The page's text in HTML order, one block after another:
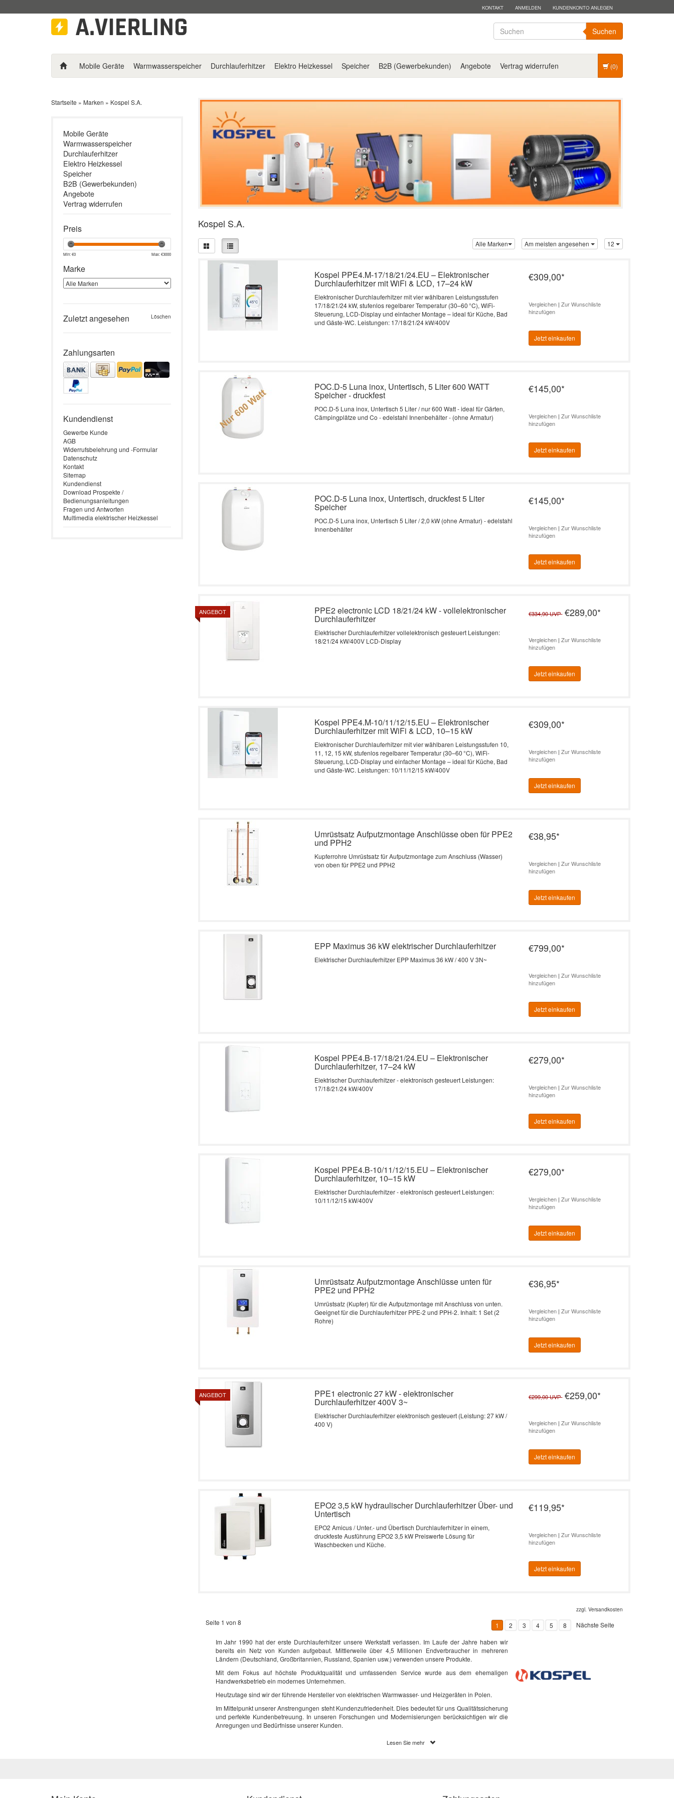
KONTAKT ANMELDEN KUNDENKONTO ANLEGEN
Suchen
Mobile Geräte Warmwasserspeicher Durchlauferhitzer Elektro Heizkessel Speicher B2B (Gewerbekunden) Angebote Vertrag widerrufen (0)
Startseite » Marken » Kospel S.A.
Mobile Geräte
Warmwasserspeicher
Durchlauferhitzer
Elektro Heizkessel
Speicher
B2B (Gewerbekunden)
Angebote
Vertrag widerrufen
Preis
Min: €0 Max: €3000
Marke
Zuletzt angesehen Löschen
Zahlungsarten
Kundendienst
Gewerbe Kunde
AGB
Widerrufsbelehrung und -Formular
Datenschutz
Kontakt
Sitemap
Kundendienst
Download Prospekte /
Bedienungsanleitungen
Fragen und Antworten
Multimedia elektrischer Heizkessel
Kospel S.A.
Alle Marken Am meisten angesehen 12
Kospel PPE4.M-17/18/21/24.EU – Elektronischer
Durchlauferhitzer mit WiFi & LCD, 17–24 kW
Elektronischer Durchlauferhitzer mit vier wählbaren Leistungsstufen
17/18/21/24 kW, stufenlos regelbarer Temperatur (30–60 °C), WiFi-
Steuerung, LCD-Display und einfacher Montage – ideal für Küche, Bad
und Gäste-WC. Leistungen: 17/18/21/24 kW/400V
€309,00*
Vergleichen |Zur Wunschliste
hinzufügen
Jetzt einkaufen
POC.D-5 Luna inox, Untertisch, 5 Liter 600 WATT
Speicher - druckfest
POC.D-5 Luna inox, Untertisch 5 Liter / nur 600 Watt - ideal für Gärten,
Cämpingplätze und Co - edelstahl Innenbehälter - (ohne Armatur)
€145,00*
Vergleichen |Zur Wunschliste
hinzufügen
Jetzt einkaufen
POC.D-5 Luna inox, Untertisch, druckfest 5 Liter
Speicher
POC.D-5 Luna inox, Untertisch 5 Liter / 2,0 kW (ohne Armatur) - edelstahl
Innenbehälter
€145,00*
Vergleichen |Zur Wunschliste
hinzufügen
Jetzt einkaufen
ANGEBOT PPE2 electronic LCD 18/21/24 kW - vollelektronischer
Durchlauferhitzer
Elektrischer Durchlauferhitzer vollelektronisch gesteuert Leistungen:
18/21/24 kW/400V LCD-Display
€334,90UVP €289,00*
Vergleichen |Zur Wunschliste
hinzufügen
Jetzt einkaufen
Kospel PPE4.M-10/11/12/15.EU – Elektronischer
Durchlauferhitzer mit WiFi & LCD, 10–15 kW
Elektronischer Durchlauferhitzer mit vier wählbaren Leistungsstufen 10,
11, 12, 15 kW, stufenlos regelbarer Temperatur (30–60 °C), WiFi-
Steuerung, LCD-Display und einfacher Montage – ideal für Küche, Bad
und Gäste-WC. Leistungen: 10/11/12/15 kW/400V
€309,00*
Vergleichen |Zur Wunschliste
hinzufügen
Jetzt einkaufen
Umrüstsatz Aufputzmontage Anschlüsse oben für PPE2
und PPH2
Kupferrohre Umrüstsatz für Aufputzmontage zum Anschluss (Wasser)
von oben für PPE2 und PPH2
€38,95*
Vergleichen |Zur Wunschliste
hinzufügen
Jetzt einkaufen
EPP Maximus 36 kW elektrischer Durchlauferhitzer
Elektrischer Durchlauferhitzer EPP Maximus 36 kW / 400 V 3N~
€799,00*
Vergleichen |Zur Wunschliste
hinzufügen
Jetzt einkaufen
Kospel PPE4.B-17/18/21/24.EU – Elektronischer
Durchlauferhitzer, 17–24 kW
Elektrischer Durchlauferhitzer - elektronisch gesteuert Leistungen:
17/18/21/24 kW/400V
€279,00*
Vergleichen |Zur Wunschliste
hinzufügen
Jetzt einkaufen
Kospel PPE4.B-10/11/12/15.EU – Elektronischer
Durchlauferhitzer, 10–15 kW
Elektrischer Durchlauferhitzer - elektronisch gesteuert Leistungen:
10/11/12/15 kW/400V
€279,00*
Vergleichen |Zur Wunschliste
hinzufügen
Jetzt einkaufen
Umrüstsatz Aufputzmontage Anschlüsse unten für
PPE2 und PPH2
Umrüstsatz (Kupfer) für die Aufputzmontage mit Anschluss von unten.
Geeignet für die Durchlauferhitzer PPE-2 und PPH-2. Inhalt: 1 Set (2
Rohre)
€36,95*
Vergleichen |Zur Wunschliste
hinzufügen
Jetzt einkaufen
ANGEBOT PPE1 electronic 27 kW - elektronischer
Durchlauferhitzer 400V 3~
Elektrischer Durchlauferhitzer elektronisch gesteuert (Leistung: 27 kW /
400 V)
€299,00UVP €259,00*
Vergleichen |Zur Wunschliste
hinzufügen
Jetzt einkaufen
EPO2 3,5 kW hydraulischer Durchlauferhitzer Über- und
Untertisch
EPO2 Amicus / Unter.- und Übertisch Durchlauferhitzer in einem,
druckfeste Ausführung EPO2 3,5 kW Preiswerte Lösung für
Waschbecken und Küche.
€119,95*
Vergleichen |Zur Wunschliste
hinzufügen
Jetzt einkaufen
zzgl. Versandkosten
Seite 1 von 8 1 2 3 4 5 8
Nächste Seite
Im Jahr 1990 hat der erste Durchlauferhitzer unsere Werkstatt verlassen. Im Laufe der Jahre haben wir
bereits ein Netz von Kunden aufgebaut. Mittlerweile über 4,5 Millionen Endverbraucher in mehreren
Ländern (Deutschland, Großbritannien, Russland, Spanien usw.) verwenden unsere Produkte.
Mit dem Fokus auf höchste Produktqualität und umfassenden Service wurde aus dem ehemaligen
Handwerksbetrieb ein modernes Unternehmen.
Heutzutage sind wir der führende Hersteller von elektrischen Warmwasser- und Heizgeräten in Polen.
Im Mittelpunkt unserer Anstrengungen steht Kundenzufriedenheit. Dies bedeutet für uns Qualitätssicherung
und perfekte Kundenbetreuung. In unseren Forschungen und Modernisierungen berücksichtigen wir die
Anregungen und Bedürfnisse unserer Kunden.
All das garantiert uns den Erwerb neuer Märkte und große Kundenbeständigkeit.
Lesen Sie mehr